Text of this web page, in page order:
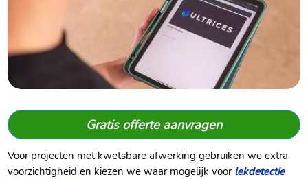
Gratis offerte aanvragen
Voor projecten met kwetsbare afwerking gebruiken we extra
voorzichtigheid en kiezen we waar mogelijk voor lekdetectie